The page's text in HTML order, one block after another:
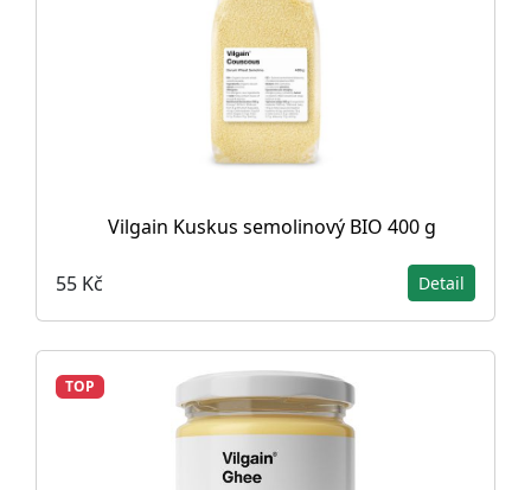
Vilgain Kuskus semolinový BIO 400 g
55 Kč Detail
TOP